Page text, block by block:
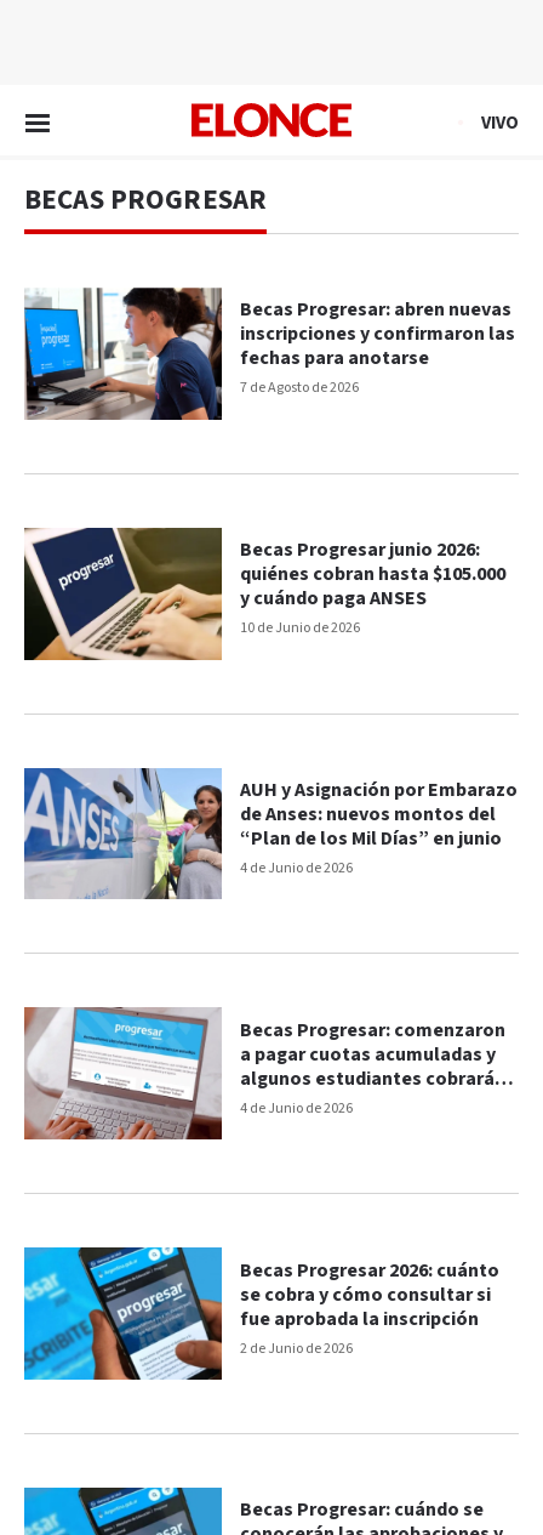
VIVO
BECAS PROGRESAR
7 de Agosto de 2026
Becas Progresar: abren nuevas
inscripciones y confirmaron las
fechas para anotarse
10 de Junio de 2026
Becas Progresar junio 2026:
quiénes cobran hasta $105.000
y cuándo paga ANSES
4 de Junio de 2026
AUH y Asignación por Embarazo
de Anses: nuevos montos del
“Plan de los Mil Días” en junio
4 de Junio de 2026
Becas Progresar: comenzaron
a pagar cuotas acumuladas y
algunos estudiantes cobrarán
hasta $105.000
2 de Junio de 2026
Becas Progresar 2026: cuánto
se cobra y cómo consultar si
fue aprobada la inscripción
Becas Progresar: cuándo se